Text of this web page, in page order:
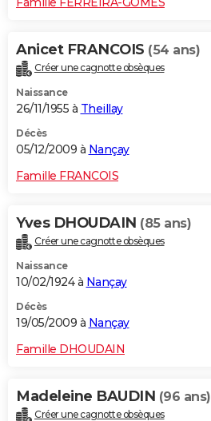
Anicet FRANCOIS (54 ans)
Créer une cagnotte obsèques
Naissance
26/11/1955 à Theillay
Décès
05/12/2009 à Nançay
Famille FRANCOIS
Yves DHOUDAIN (85 ans)
Créer une cagnotte obsèques
Naissance
10/02/1924 à Nançay
Décès
19/05/2009 à Nançay
Famille DHOUDAIN
Madeleine BAUDIN (96 ans)
Créer une cagnotte obsèques